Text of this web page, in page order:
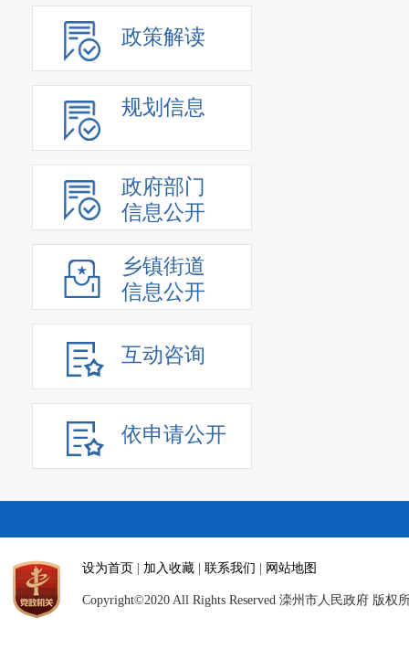
政策解读
规划信息
政府部门
信息公开
乡镇街道
信息公开
互动咨询
依申请公开
设为首页 加入收藏 联系我们 网站地图
Copyright©2020 All Rights Reserved 滦州市人民政府 版权